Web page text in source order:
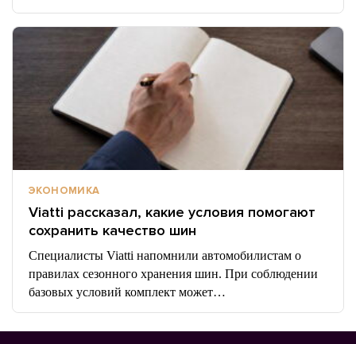
ЭКОНОМИКА
Viatti рассказал, какие условия помогают
сохранить качество шин
Специалисты Viatti напомнили автомобилистам о
правилах сезонного хранения шин. При соблюдении
базовых условий комплект может…